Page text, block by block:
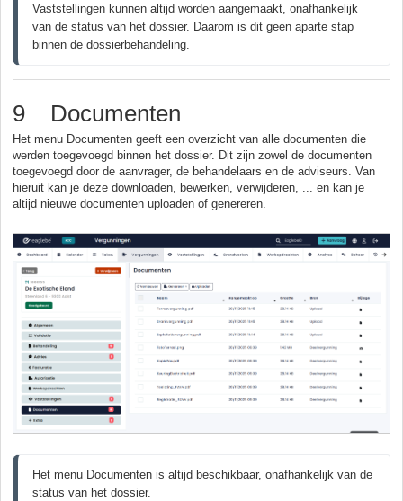
Vaststellingen kunnen altijd worden aangemaakt, onafhankelijk
van de status van het dossier. Daarom is dit geen aparte stap
binnen de dossierbehandeling.
9 Documenten
Het menu Documenten geeft een overzicht van alle documenten die
werden toegevoegd binnen het dossier. Dit zijn zowel de documenten
toegevoegd door de aanvrager, de behandelaars en de adviseurs. Van
hieruit kan je deze downloaden, bewerken, verwijderen, ... en kan je
altijd nieuwe documenten uploaden of genereren.
Het menu Documenten is altijd beschikbaar, onafhankelijk van de
status van het dossier.